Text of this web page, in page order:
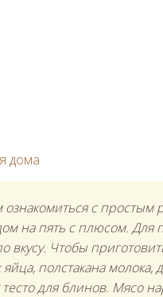
дома
ознакомиться с простым
на пять с плюсом. Для
Чтобы
полстакана молока,
для блинов. Мясо